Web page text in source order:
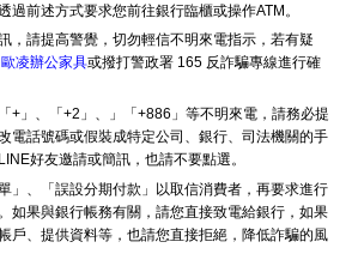
過前述方式要求您前往銀行臨櫃或操作ATM。
，請提高警覺，切勿輕信不明來電指示，若有疑
歐凌辦公家具或撥打警政署 165 反詐騙專線進行確
+」、「+2」、」「+886」等不明來電，請務必提
電話號碼或假裝成特定公司、銀行、司法機關的手
好友邀請或簡訊，也請不要點選。
」、「誤設分期付款」以取信消費者，再要求進行
如果與銀行帳務有關，請您直接致電給銀行，如果
戶、提供資料等，也請您直接拒絕，降低詐騙的風